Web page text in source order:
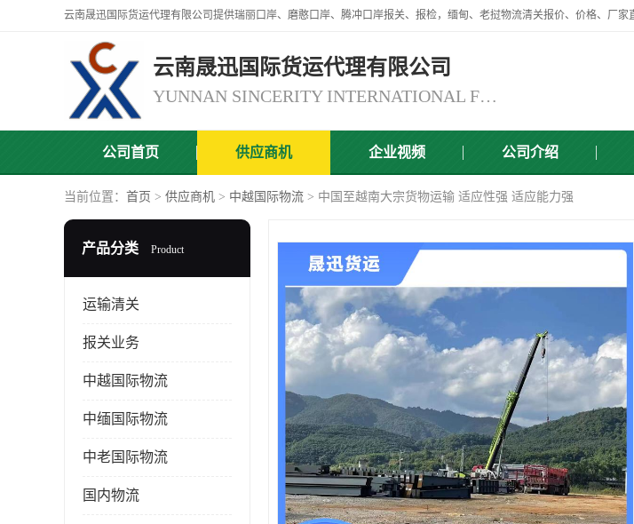
云南晟迅国际货运代理有限公司
YUNNAN SINCERITY INTERNATIONAL FREIGHT FOR WARDING CO.,LTD
公司首页 供应商机 企业视频 公司介绍
当前位置： 首页 > 供应商机 > 中越国际物流 > 中国至越南大宗货物运输 适应性强 适应能力强
产品分类 Product
运输清关
报关业务
中越国际物流
中缅国际物流
中老国际物流
国内物流